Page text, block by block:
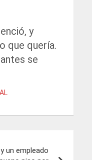
y
que quería.
se
un empleado